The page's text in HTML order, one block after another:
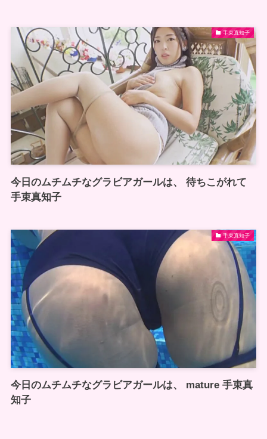
手束真知子
今日のムチムチなグラビアガールは、 待ちこがれて
手束真知子
手束真知子
今日のムチムチなグラビアガールは、 mature 手束真
知子